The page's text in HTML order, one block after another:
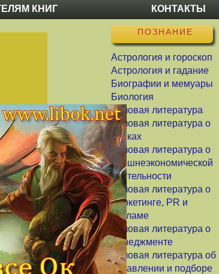
КНИГ КОНТАКТЫ
ПОЗНАНИЕ
Астрология и гороскоп
Астрология и гадание
Биографии и мемуары
Биология
Деловая литература
Деловая литература о
банках
Деловая литература о
внешнеэкономической
деятельности
Деловая литература о
маркетинге, PR и
рекламе
Деловая литература о
менеджменте
Деловая литература об
управлении и подборе